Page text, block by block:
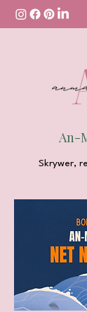
An-
Skrywer,